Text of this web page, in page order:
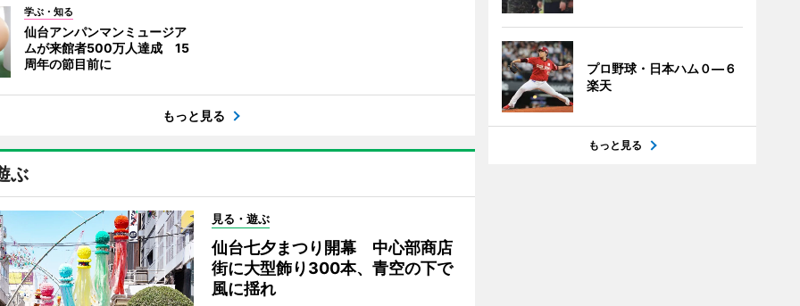
学ぶ・知る
仙台アンパンマンミュージア
ムが来館者500万人達成 15
周年の節目前に
もっと見る
ぶ
見る・遊ぶ
仙台七夕まつり開幕 中心部商店
街に大型飾り300本、青空の下で
風に揺れ
プロ野球・日本ハム０―６
楽天
もっと見る